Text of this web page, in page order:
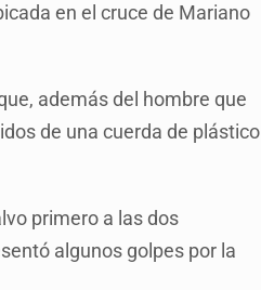
en el cruce de Mariano
además del hombre que
de una cuerda de plástico
primero a las dos
algunos golpes por la